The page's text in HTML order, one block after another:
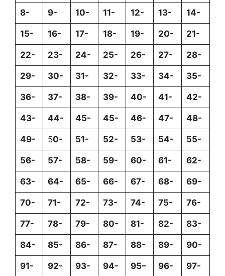
8- 9- 10- 11- 12- 13- 14-
15- 16- 17- 18- 19- 20- 21-
22- 23- 24- 25- 26- 27- 28-
29- 30- 31- 32- 33- 34- 35-
36- 37- 38- 39- 40- 41- 42-
43- 44- 45- 45- 46- 47- 48-
49- 50- 51- 52- 53- 54- 55-
56- 57- 58- 59- 60- 61- 62-
63- 64- 65- 66- 67- 68- 69-
70- 71- 72- 73- 74- 75- 76-
77- 78- 79- 80- 81- 82- 83-
84- 85- 86- 87- 88- 89- 90-
91- 92- 93- 94- 95– 96- 97-